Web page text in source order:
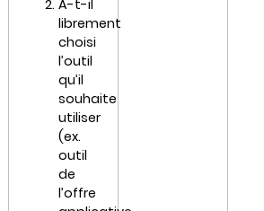
A-t-il
librement
choisi
l’outil
qu’il
souhaite
utiliser
(ex.
outil
de
l’offre